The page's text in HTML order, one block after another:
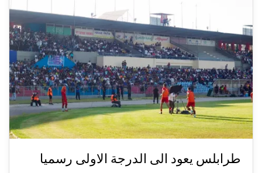
طرابلس يعود الى الدرجة الاولى رسميا